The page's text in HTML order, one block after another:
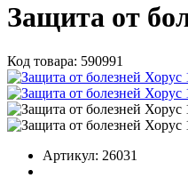
Защита от
Код товара: 590991
Артикул: 26031